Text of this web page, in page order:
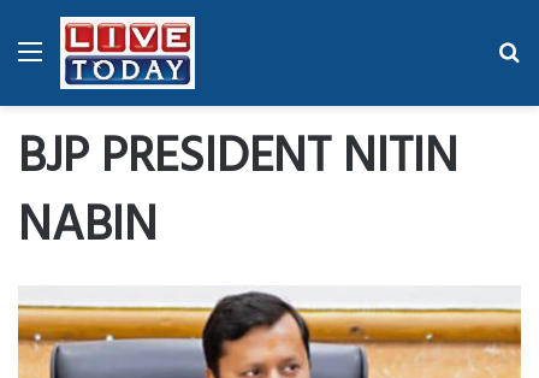
Menu
BJP PRESIDENT NITIN
NABIN